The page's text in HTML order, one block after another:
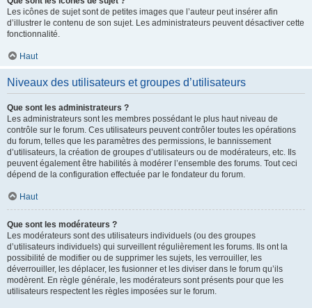
Les icônes de sujet sont de petites images que l’auteur peut insérer afin
d’illustrer le contenu de son sujet. Les administrateurs peuvent désactiver cette
fonctionnalité.
Haut
Niveaux des utilisateurs et groupes d’utilisateurs
Que sont les administrateurs ?
Les administrateurs sont les membres possédant le plus haut niveau de
contrôle sur le forum. Ces utilisateurs peuvent contrôler toutes les opérations
du forum, telles que les paramètres des permissions, le bannissement
d’utilisateurs, la création de groupes d’utilisateurs ou de modérateurs, etc. Ils
peuvent également être habilités à modérer l’ensemble des forums. Tout ceci
dépend de la configuration effectuée par le fondateur du forum.
Haut
Que sont les modérateurs ?
Les modérateurs sont des utilisateurs individuels (ou des groupes
d’utilisateurs individuels) qui surveillent régulièrement les forums. Ils ont la
possibilité de modifier ou de supprimer les sujets, les verrouiller, les
déverrouiller, les déplacer, les fusionner et les diviser dans le forum qu’ils
modèrent. En règle générale, les modérateurs sont présents pour que les
utilisateurs respectent les règles imposées sur le forum.